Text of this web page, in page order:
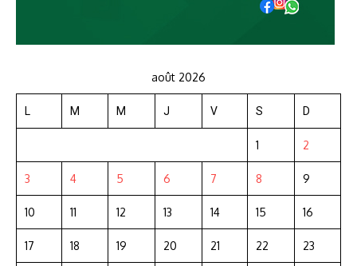
août 2026
L M M J V S D
1 2
3 4 5 6 7 8 9
10 11 12 13 14 15 16
17 18 19 20 21 22 23